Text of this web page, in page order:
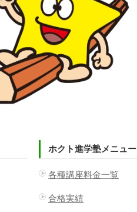
ホクト進学塾メニュー
各種講座料金一覧
合格実績